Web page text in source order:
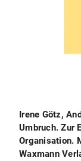
Irene Götz,
Umbruch. Zur
Organisation.
Waxmann